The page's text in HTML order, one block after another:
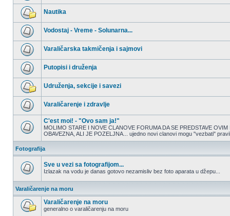
Nema
nepročitanih
postova
Nema
nepročitanih
postova
Nautika
Nema
nepročitanih
postova
Vodostaj - Vreme - Solunarna...
Nema
nepročitanih
postova
Varaličarska takmičenja i sajmovi
Nema
nepročitanih
postova
Putopisi i druženja
Nema
nepročitanih
postova
Udruženja, sekcije i savezi
Nema
nepročitanih
postova
Varaličarenje i zdravlje
Nema
nepročitanih
postova
C'est moi! - "Ovo sam ja!"
MOLIMO STARE I NOVE CLANOVE FORUMA DA SE PREDSTAVE
OBAVEZNA, ALI JE POZELJNA... ujedno novi clanovi mogu "vezbati"
Fotografija
nepročitanih
postova
Sve u vezi sa fotografijom...
Izlazak na vodu je danas gotovo nezamisliv bez foto aparata u džepu...
Varaličarenje na moru
Varaličarenje na moru
generalno o varaličarenju na moru